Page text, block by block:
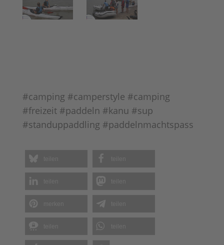
#camping #camperstyle #camping
#freizeit #paddeln #kanu #sup
#standuppaddling #paddelnmachtspass